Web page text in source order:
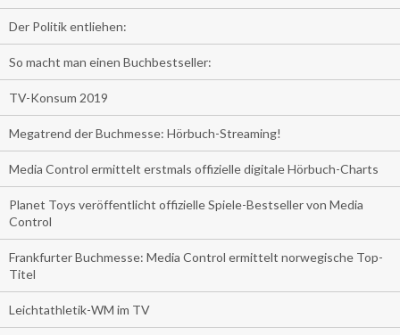
Der Politik entliehen:
So macht man einen Buchbestseller:
TV-Konsum 2019
Megatrend der Buchmesse: Hörbuch-Streaming!
Media Control ermittelt erstmals offizielle digitale Hörbuch-Charts
Planet Toys veröffentlicht offizielle Spiele-Bestseller von Media
Control
Frankfurter Buchmesse: Media Control ermittelt norwegische Top-
Titel
Leichtathletik-WM im TV